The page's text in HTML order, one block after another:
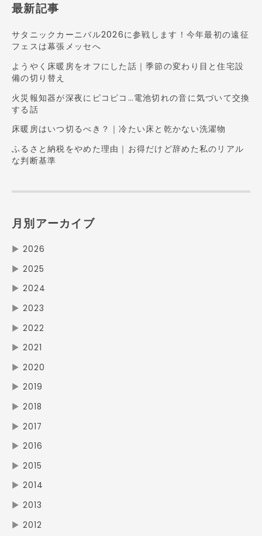
最新記事
サタニックカーニバル2026に参戦します！今年最初の遠征
フェスは幕張メッセへ
ようやく床暖房をオフにした話｜季節の変わり目と住宅設
備の切り替え
火災報知器が深夜にピコピコ…電池切れの音に気づいて交換
する話
床暖房はいつ切るべき？｜冷たい床と乾かない洗濯物
ふるさと納税をやめた理由｜お得だけど辞めた私のリアル
な判断基準
月別アーカイブ
▶ 2026
▶ 2025
▶ 2024
▶ 2023
▶ 2022
▶ 2021
▶ 2020
▶ 2019
▶ 2018
▶ 2017
▶ 2016
▶ 2015
▶ 2014
▶ 2013
▶ 2012